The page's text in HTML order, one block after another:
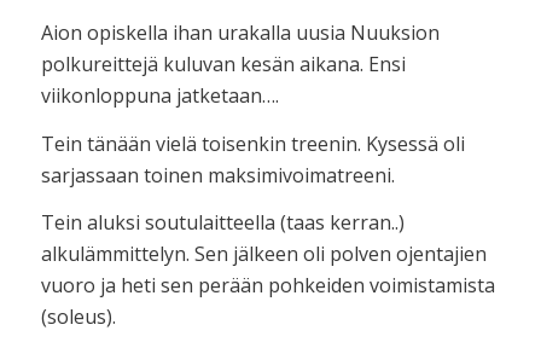
Aion opiskella ihan urakalla uusia Nuuksion
polkureittejä kuluvan kesän aikana. Ensi
viikonloppuna jatketaan….
Tein tänään vielä toisenkin treenin. Kysessä oli
sarjassaan toinen maksimivoimatreeni.
Tein aluksi soutulaitteella (taas kerran..)
alkulämmittelyn. Sen jälkeen oli polven ojentajien
vuoro ja heti sen perään pohkeiden voimistamista
(soleus).